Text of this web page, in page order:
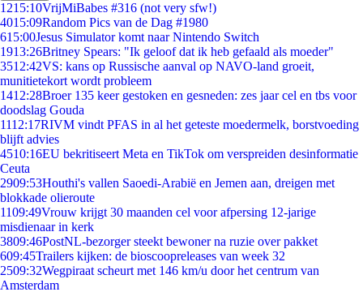
1215:10VrijMiBabes #316 (not very sfw!)
4015:09Random Pics van de Dag #1980
615:00Jesus Simulator komt naar Nintendo Switch
1913:26Britney Spears: "Ik geloof dat ik heb gefaald als moeder"
3512:42VS: kans op Russische aanval op NAVO-land groeit,
munitietekort wordt probleem
1412:28Broer 135 keer gestoken en gesneden: zes jaar cel en tbs voor
doodslag Gouda
1112:17RIVM vindt PFAS in al het geteste moedermelk, borstvoeding
blijft advies
4510:16EU bekritiseert Meta en TikTok om verspreiden desinformatie
Ceuta
2909:53Houthi's vallen Saoedi-Arabië en Jemen aan, dreigen met
blokkade olieroute
1109:49Vrouw krijgt 30 maanden cel voor afpersing 12-jarige
misdienaar in kerk
3809:46PostNL-bezorger steekt bewoner na ruzie over pakket
609:45Trailers kijken: de bioscoopreleases van week 32
2509:32Wegpiraat scheurt met 146 km/u door het centrum van
Amsterdam